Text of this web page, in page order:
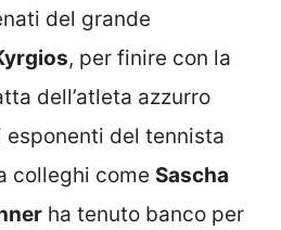
del grande
, per finire con la
dell’atleta azzurro
del tennista
colleghi come Sascha
ha tenuto banco per